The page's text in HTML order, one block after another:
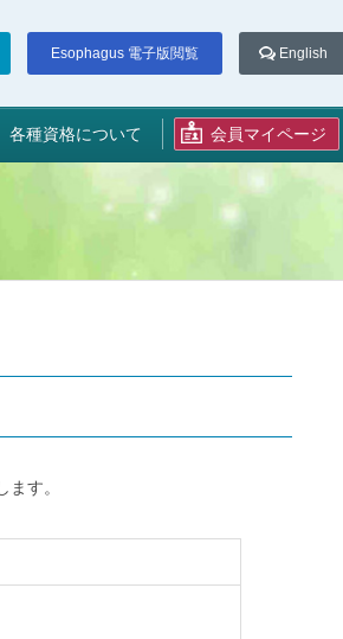
Esophagus 電子版閲覧 English
各種資格について 会員マイページ
す。